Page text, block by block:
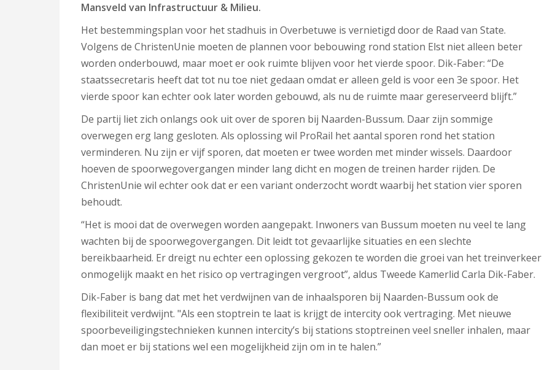
Mansveld van Infrastructuur & Milieu.
Het bestemmingsplan voor het stadhuis in Overbetuwe is vernietigd door de Raad van State.
Volgens de ChristenUnie moeten de plannen voor bebouwing rond station Elst niet alleen beter
worden onderbouwd, maar moet er ook ruimte blijven voor het vierde spoor. Dik-Faber: “De
staatssecretaris heeft dat tot nu toe niet gedaan omdat er alleen geld is voor een 3e spoor. Het
vierde spoor kan echter ook later worden gebouwd, als nu de ruimte maar gereserveerd blijft.”
De partij liet zich onlangs ook uit over de sporen bij Naarden-Bussum. Daar zijn sommige
overwegen erg lang gesloten. Als oplossing wil ProRail het aantal sporen rond het station
verminderen. Nu zijn er vijf sporen, dat moeten er twee worden met minder wissels. Daardoor
hoeven de spoorwegovergangen minder lang dicht en mogen de treinen harder rijden. De
ChristenUnie wil echter ook dat er een variant onderzocht wordt waarbij het station vier sporen
behoudt.
“Het is mooi dat de overwegen worden aangepakt. Inwoners van Bussum moeten nu veel te lang
wachten bij de spoorwegovergangen. Dit leidt tot gevaarlijke situaties en een slechte
bereikbaarheid. Er dreigt nu echter een oplossing gekozen te worden die groei van het treinverkeer
onmogelijk maakt en het risico op vertragingen vergroot”, aldus Tweede Kamerlid Carla Dik-Faber.
Dik-Faber is bang dat met het verdwijnen van de inhaalsporen bij Naarden-Bussum ook de
flexibiliteit verdwijnt. "Als een stoptrein te laat is krijgt de intercity ook vertraging. Met nieuwe
spoorbeveiligingstechnieken kunnen intercity’s bij stations stoptreinen veel sneller inhalen, maar
dan moet er bij stations wel een mogelijkheid zijn om in te halen.”